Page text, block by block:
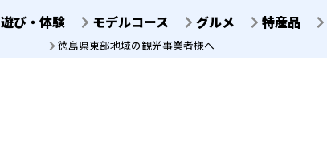
遊び・体験 モデルコース グルメ 特産品
徳島県東部地域の観光事業者様へ